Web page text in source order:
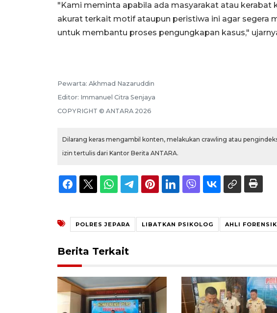
"Kami meminta apabila ada masyarakat atau kerabat
akurat terkait motif ataupun peristiwa ini agar segera
untuk membantu proses pengungkapan kasus,"
Pewarta: Akhmad Nazaruddin
Editor: Immanuel Citra Senjaya
COPYRIGHT © ANTARA 2026
Dilarang keras mengambil konten, melakukan crawling atau
izin tertulis dari Kantor Berita ANTARA.
POLRES JEPARA LIBATKAN PSIKOLOG AHLI FORENSIK
Berita Terkait